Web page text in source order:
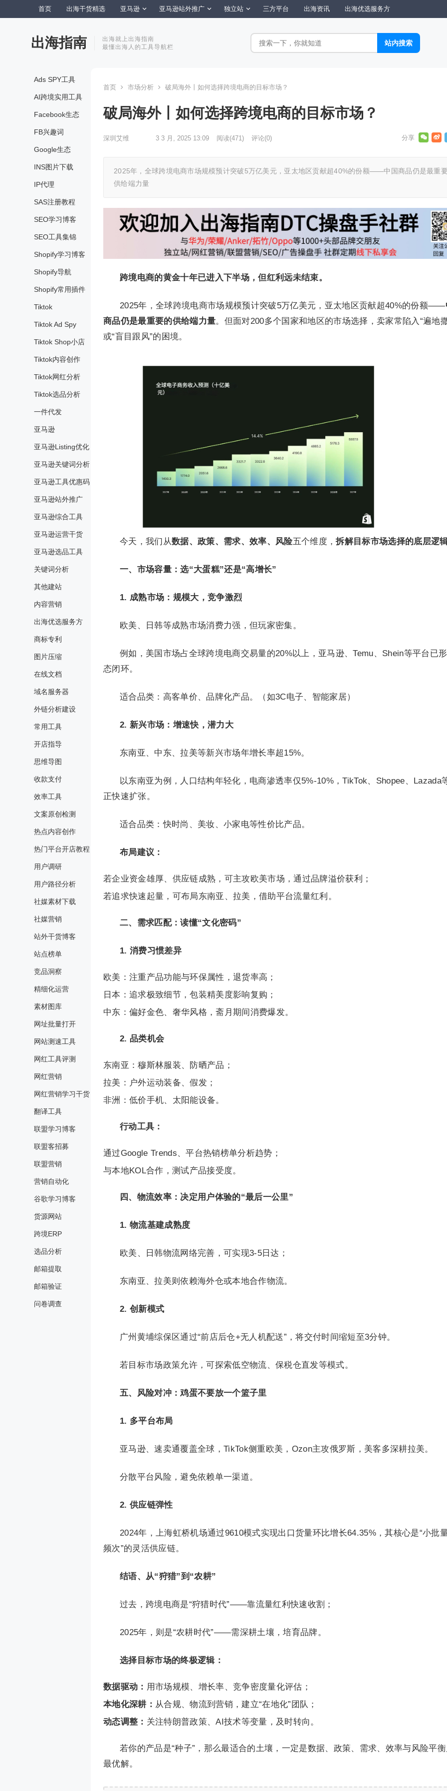
首页 出海干货精选 亚马逊 亚马逊站外推广 独立站 三方平台 出海资讯 出海优选服务方
出海指南
出海就上出海指南
最懂出海人的工具导航栏
Ads SPY工具
AI跨境实用工具
Facebook生态
FB兴趣词
Google生态
INS图片下载
IP代理
SAS注册教程
SEO学习博客
SEO工具集锦
Shopify学习博客
Shopify导航
Shopify常用插件
Tiktok
Tiktok Ad Spy
Tiktok Shop小店
Tiktok内容创作
Tiktok网红分析
Tiktok选品分析
一件代发
亚马逊
亚马逊Listing优化
亚马逊关键词分析
亚马逊工具优惠码
亚马逊站外推广
亚马逊综合工具
亚马逊运营干货
亚马逊选品工具
关键词分析
其他建站
内容营销
出海优选服务方
商标专利
图片压缩
在线文档
域名服务器
外链分析建设
常用工具
开店指导
思维导图
收款支付
效率工具
文案原创检测
热点内容创作
热门平台开店教程
用户调研
用户路径分析
社媒素材下载
社媒营销
站外干货博客
站点榜单
竞品洞察
精细化运营
素材图库
网址批量打开
网站测速工具
网红工具评测
网红营销
网红营销学习干货
翻译工具
联盟学习博客
联盟客招募
联盟营销
营销自动化
谷歌学习博客
货源网站
跨境ERP
选品分析
邮箱提取
邮箱验证
问卷调查
首页 市场分析 破局海外丨如何选择跨境电商的目标市场？
破局海外丨如何选择跨境电商的目标市场？
深圳艾维 3 3 月, 2025 13:09 阅读(471) 评论(0)
2025年，全球跨境电商市场规模预计突破5万亿美元，亚太地区贡献超40%的份额——中国商品仍是最重
供给端力量
跨境电商的黄金十年已进入下半场，但红利远未结束。
2025年，全球跨境电商市场规模预计突破5万亿美元，亚太地区贡献超40%的份额——
商品仍是最重要的供给端力量。但面对200多个国家和地区的市场选择，卖家常陷入“遍地
或“盲目跟风”的困境。
今天，我们从数据、政策、需求、效率、风险五个维度，拆解目标市场选择的底层逻
一、市场容量：选“大蛋糕”还是“高增长”
1. 成熟市场：规模大，竞争激烈
欧美、日韩等成熟市场消费力强，但玩家密集。
例如，美国市场占全球跨境电商交易量的20%以上，亚马逊、Temu、Shein等平台已
态闭环。
适合品类：高客单价、品牌化产品。（如3C电子、智能家居）
2. 新兴市场：增速快，潜力大
东南亚、中东、拉美等新兴市场年增长率超15%。
以东南亚为例，人口结构年轻化，电商渗透率仅5%-10%，TikTok、Shopee、Lazada
正快速扩张。
适合品类：快时尚、美妆、小家电等性价比产品。
布局建议：
若企业资金雄厚、供应链成熟，可主攻欧美市场，通过品牌溢价获利；
若追求快速起量，可布局东南亚、拉美，借助平台流量红利。
二、需求匹配：读懂“文化密码”
1. 消费习惯差异
欧美：注重产品功能与环保属性，退货率高；
日本：追求极致细节，包装精美度影响复购；
中东：偏好金色、奢华风格，斋月期间消费爆发。
2. 品类机会
东南亚：穆斯林服装、防晒产品；
拉美：户外运动装备、假发；
非洲：低价手机、太阳能设备。
行动工具：
通过Google Trends、平台热销榜单分析趋势；
与本地KOL合作，测试产品接受度。
四、物流效率：决定用户体验的“最后一公里”
1. 物流基建成熟度
欧美、日韩物流网络完善，可实现3-5日达；
东南亚、拉美则依赖海外仓或本地合作物流。
2. 创新模式
广州黄埔综保区通过“前店后仓+无人机配送”，将交付时间缩短至3分钟。
若目标市场政策允许，可探索低空物流、保税仓直发等模式。
五、风险对冲：鸡蛋不要放一个篮子里
1. 多平台布局
亚马逊、速卖通覆盖全球，TikTok侧重欧美，Ozon主攻俄罗斯，美客多深耕拉美。
分散平台风险，避免依赖单一渠道。
2. 供应链弹性
2024年，上海虹桥机场通过9610模式实现出口货量环比增长64.35%，其核心是“小批
频次”的灵活供应链。
结语、从“狩猎”到“农耕”
过去，跨境电商是“狩猎时代”——靠流量红利快速收割；
2025年，则是“农耕时代”——需深耕土壤，培育品牌。
选择目标市场的终极逻辑：
数据驱动： 用市场规模、增长率、竞争密度量化评估；
本地化深耕： 从合规、物流到营销，建立“在地化”团队；
动态调整： 关注特朗普政策、AI技术等变量，及时转向。
若你的产品是“种子”，那么最适合的土壤，一定是数据、政策、需求、效率与风险平
最优解。